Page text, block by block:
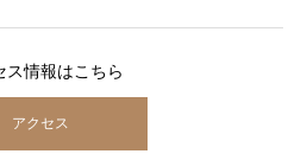
ス情報はこちら
アクセス